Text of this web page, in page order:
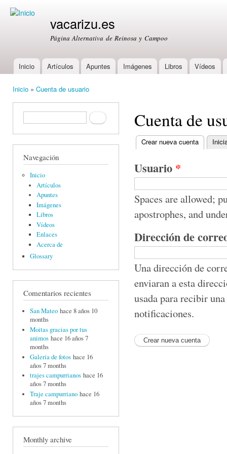
vacarizu.es
Página Alternativa de Reinosa y Campoo
Main menu
Inicio Artículos Apuntes Imágenes Libros Vídeos
Inicio » Cuenta de usuario
Formulario de búsquedaBuscar
Navegación
Inicio
Artículos
Apuntes
Imágenes
Libros
Vídeos
Enlaces
Acerca de
Glossary
Comentarios recientes
San Mateo hace 8 años 10
months
Moitas gracias por tus
animos hace 16 años 7
months
Galería de fotos hace 16
años 7 months
trajes campurrianos hace 16
años 7 months
Traje campurriano hace 16
años 7 months
Monthly archive
Cuenta de
Primary tabs
Crear nueva cuenta (active
Usuario *
Spaces are allowed;
apostrophes, and
Dirección de
Una dirección de
enviaran a esta
usada para recibir
notificaciones.